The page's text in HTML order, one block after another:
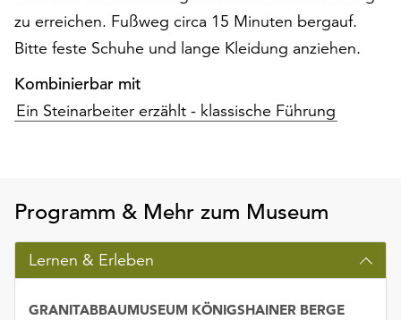
Einstellungen“
zur
Funktionale
Cookies
werden
Einverständnis
weiterhin
ausgeführt.
Möchten
Sie
zu erreichen. Fußweg circa 15 Minuten bergauf.
Bitte feste Schuhe und lange Kleidung anziehen.
Kombinierbar mit
Ein Steinarbeiter erzählt - klassische Führung
Programm & Mehr zum Museum
Lernen & Erleben
GRANITABBAUMUSEUM KÖNIGSHAINER BERGE